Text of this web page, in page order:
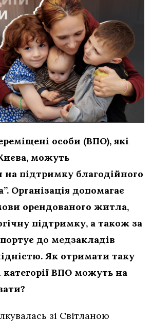
особи (ВПО), які
можуть
на підтримку благодійного
Організація допомагає
орендованого житла,
підтримку, а також за
до медзакладів
Як отримати таку
категорії ВПО можуть на
зі Світланою